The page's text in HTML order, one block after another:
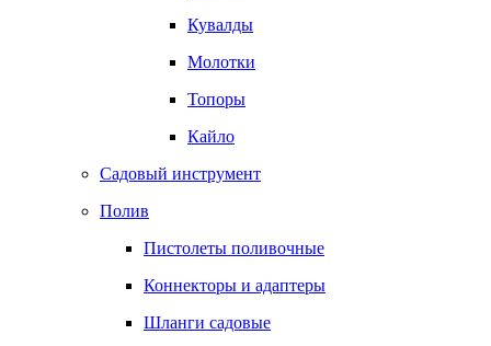
Кувалды
Молотки
Топоры
Кайло
Садовый инструмент
Полив
Пистолеты поливочные
Коннекторы и адаптеры
Шланги садовые